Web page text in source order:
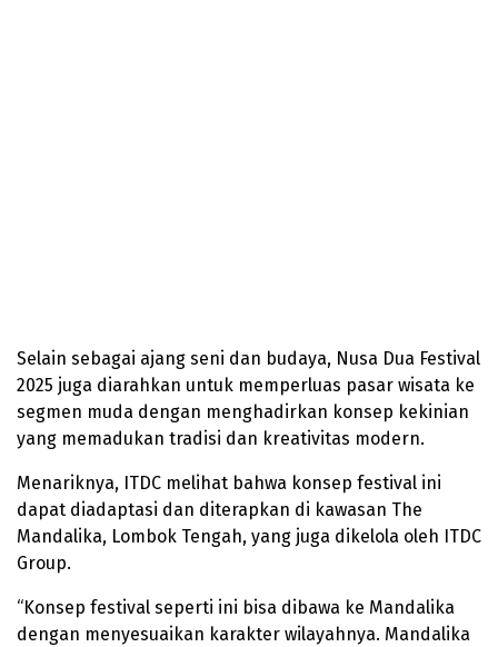
Selain sebagai ajang seni dan budaya, Nusa Dua Festival
2025 juga diarahkan untuk memperluas pasar wisata ke
segmen muda dengan menghadirkan konsep kekinian
yang memadukan tradisi dan kreativitas modern.
Menariknya, ITDC melihat bahwa konsep festival ini
dapat diadaptasi dan diterapkan di kawasan The
Mandalika, Lombok Tengah, yang juga dikelola oleh ITDC
Group.
“Konsep festival seperti ini bisa dibawa ke Mandalika
dengan menyesuaikan karakter wilayahnya. Mandalika